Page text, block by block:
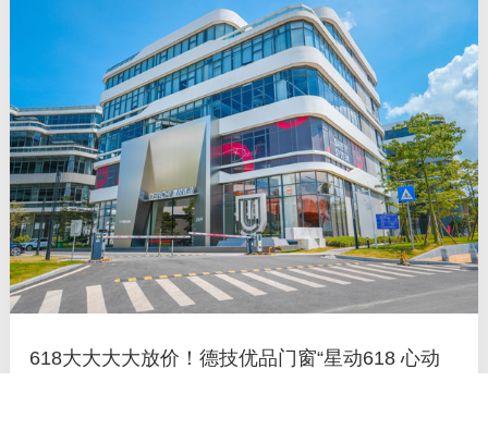
618大大大大放价！德技优品门窗“星动618 心动